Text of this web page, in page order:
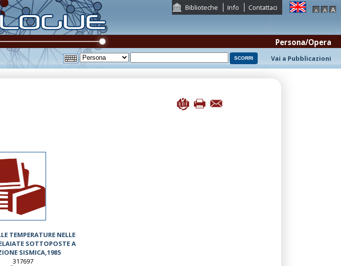
Biblioteche Info Contattaci
Persona/Opera
Vai a Pubblicazioni
TEMPERATURE NELLE
SOTTOPOSTE A
SISMICA,1985
317697